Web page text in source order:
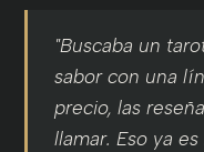
"Buscaba un
sabor con una
precio, las
llamar. Eso ya